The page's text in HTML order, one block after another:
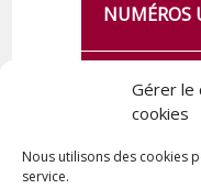
Gérer le
cookies
Nous utilisons des cookies
service.
NUMÉROS
CA SE
DE QUINGEY